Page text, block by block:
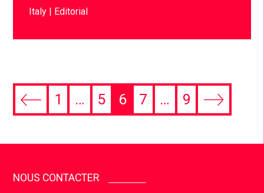
Italy Editorial
1 … 5 6 7 … 9
NOUS CONTACTER